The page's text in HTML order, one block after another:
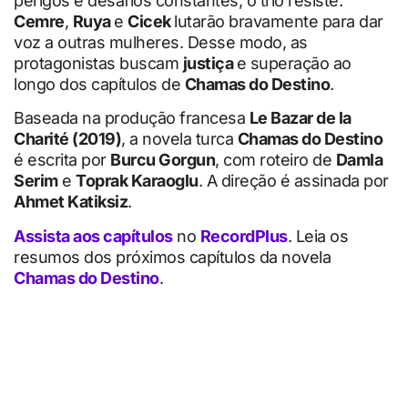
Cemre, Ruyae Ciceklutarão bravamente para dar
voz a outras mulheres. Desse modo, as
protagonistas buscam justiçae superação ao
longo dos capítulos de Chamas do Destino.
Baseada na produção francesa Le Bazar de la
Charité (2019), a novela turca Chamas do Destino
é escrita por Burcu Gorgun, com roteiro de Damla
Serime Toprak Karaoglu. A direção é assinada por
Ahmet Katiksiz.
Assista aos capítulosno RecordPlus. Leia os
resumos dos próximos capítulos da novela
Chamas do Destino.